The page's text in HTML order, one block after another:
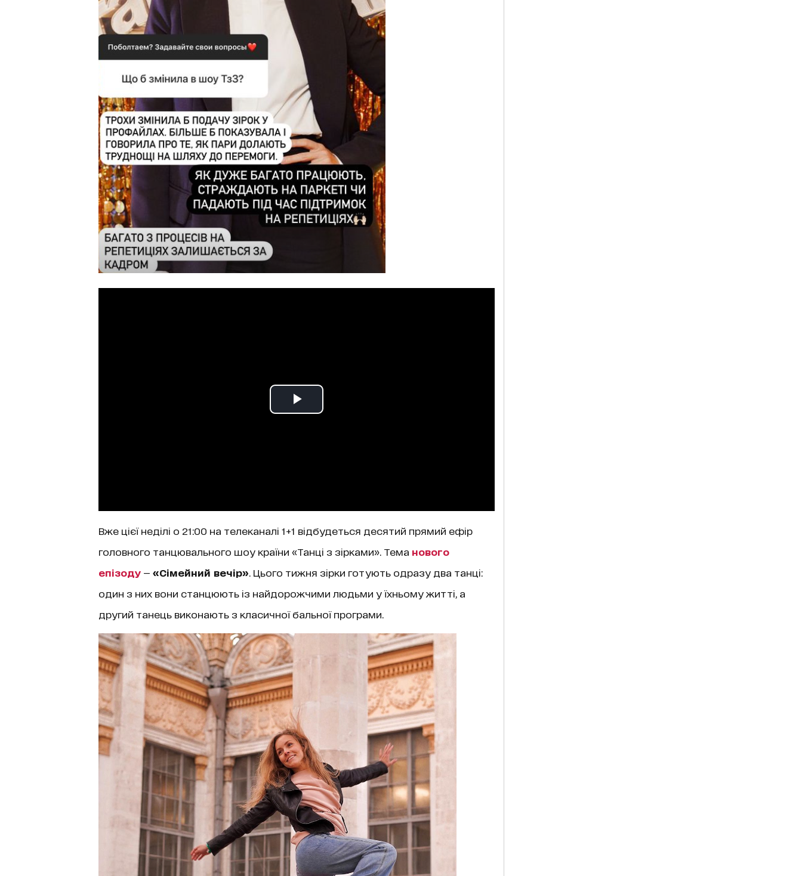
Вже цієї неділі о 21:00 на телеканалі 1+1 відбудеться десятий прямий ефір
головного танцювального шоу країни «Танці з зірками». Тема нового
епізоду— «Сімейний вечір» . Цього тижня зірки готують одразу два танці:
один з них вони станцюють із найдорожчими людьми у їхньому житті, а
другий танець виконають з класичної бальної програми.